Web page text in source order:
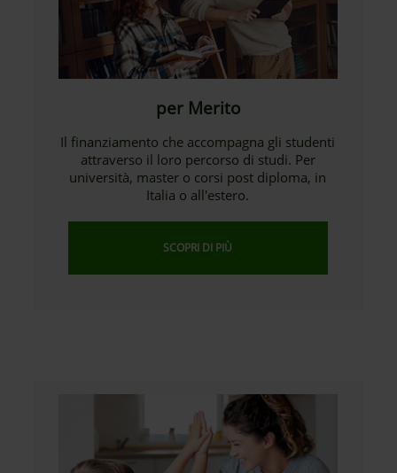
per Merito
Il finanziamento che accompagna gli studenti
attraverso il loro percorso di studi. Per
università, master o corsi post diploma, in
Italia o all'estero.
SCOPRI DI PIÙ